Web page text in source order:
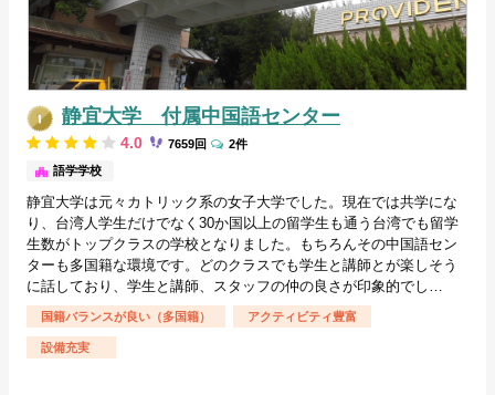
静宜大学 付属中国語センター
4.0
台中/台湾
語学学校
7659回 2件
静宜大学は元々カトリック系の女子大学でした。現在では共学にな
り、台湾人学生だけでなく30か国以上の留学生も通う台湾でも留学
生数がトップクラスの学校となりました。もちろんその中国語セン
ターも多国籍な環境です。どのクラスでも学生と講師とが楽しそう
に話しており、学生と講師、スタッフの仲の良さが印象的でし…
国籍バランスが良い（多国籍） アクティビティ豊富
設備充実